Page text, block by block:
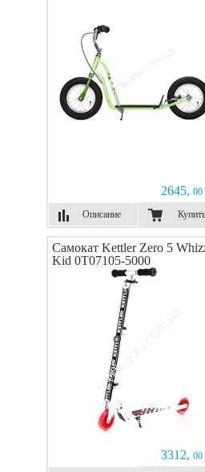
2645, 00
Описание
Купить
Самокат Kettler Zero 5
Kid 0T07105-5000
3312, 00